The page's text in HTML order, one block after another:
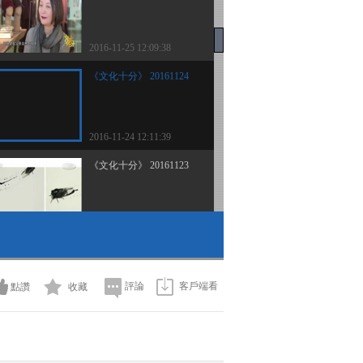
2016-11-25 12:09:38
《文化十分》 20161124
2016-11-24 12:11:39
《文化十分》 20161123
2016-11-22 13:31:40
點讚 收藏 評論 客戶端看